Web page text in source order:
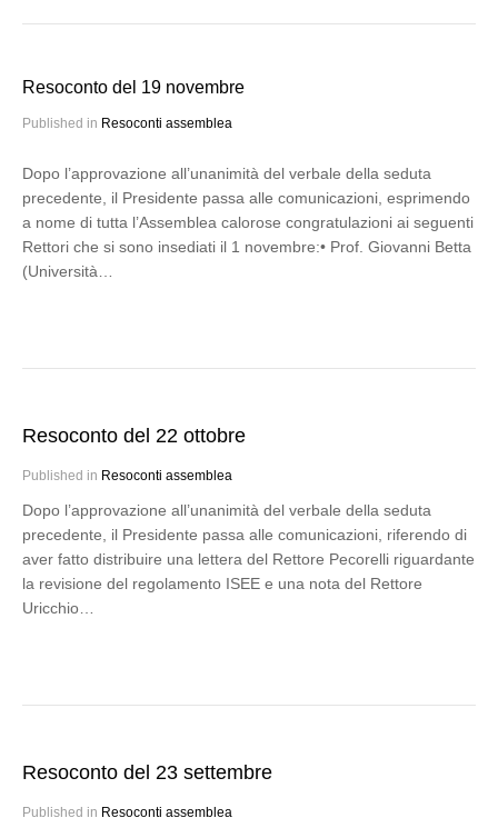
Resoconto del 19 novembre
Published in Resoconti assemblea
Dopo l’approvazione all’unanimità del verbale della seduta
precedente, il Presidente passa alle comunicazioni, esprimendo
a nome di tutta l’Assemblea calorose congratulazioni ai seguenti
Rettori che si sono insediati il 1 novembre:• Prof. Giovanni Betta
(Università…
Resoconto del 22 ottobre
Published in Resoconti assemblea
Dopo l’approvazione all’unanimità del verbale della seduta
precedente, il Presidente passa alle comunicazioni, riferendo di
aver fatto distribuire una lettera del Rettore Pecorelli riguardante
la revisione del regolamento ISEE e una nota del Rettore
Uricchio…
Resoconto del 23 settembre
Published in Resoconti assemblea